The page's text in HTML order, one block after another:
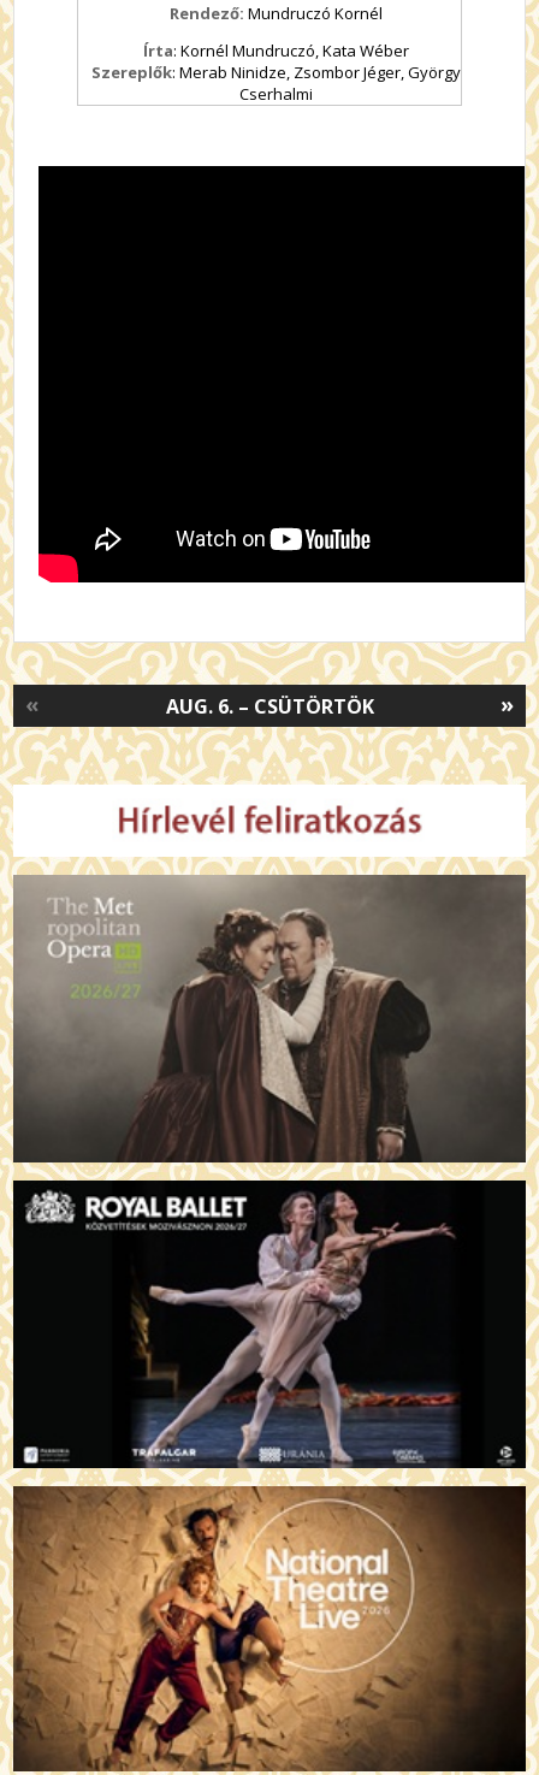
Rendező: Mundruczó Kornél
Írta: Kornél Mundruczó, Kata Wéber
Szereplők: Merab Ninidze, Zsombor Jéger, György
Cserhalmi
»
AUG. 6. – CSÜTÖRTÖK
«